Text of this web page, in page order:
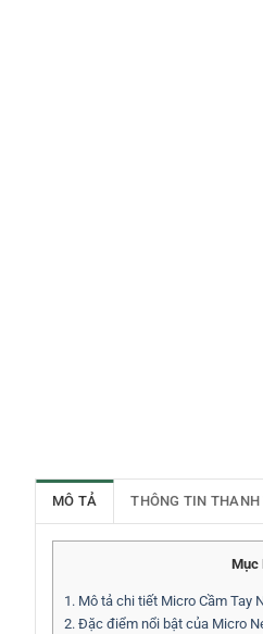
MÔ TẢ THÔNG TIN THANH
Mục
1. Mô tả chi tiết Micro Cầm Tay
2. Đặc điểm nổi bật của Micro